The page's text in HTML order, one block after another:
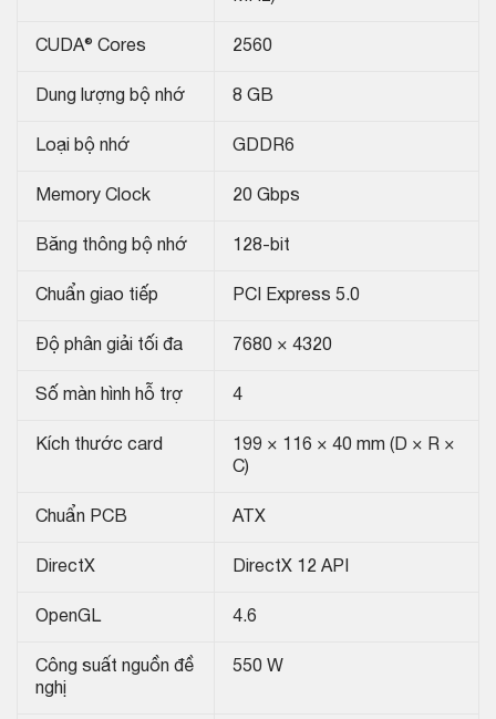
CUDA® Cores 2560
Dung lượng bộ nhớ 8 GB
Loại bộ nhớ GDDR6
Memory Clock 20 Gbps
Băng thông bộ nhớ 128-bit
Chuẩn giao tiếp PCI Express 5.0
Độ phân giải tối đa 7680 × 4320
Số màn hình hỗ trợ 4
Kích thước card
199 × 116 × 40 mm (D × R ×
C)
Chuẩn PCB ATX
DirectX DirectX 12 API
OpenGL 4.6
Công suất nguồn đề
nghị
550 W